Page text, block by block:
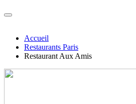
Accueil
Restaurants Paris
Restaurant Aux Amis